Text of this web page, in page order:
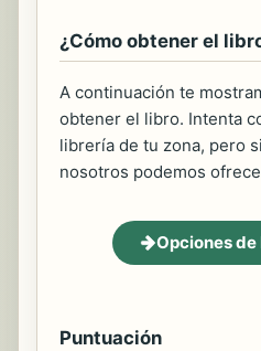
¿Cómo obtener el
A continuación te
obtener el libro. Intenta
librería de tu zona, pero
nosotros podemos
Opciones
Puntuación